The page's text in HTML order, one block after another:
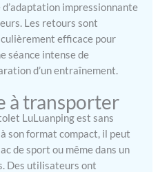
du pistolet de
peut vous aider à
la fatigue et à
plus rapidement.
【30 niveaux de vitesse
】
Pistolet de
Musculaire a une
réglable à 30
et 8 têtes
impressionnante
Les retours sont
efficace pour
séance intense de
d’un entraînement.
à transporter
LuLuanping est sans
à son format compact, il peut
de sport ou même dans un
Des utilisateurs ont